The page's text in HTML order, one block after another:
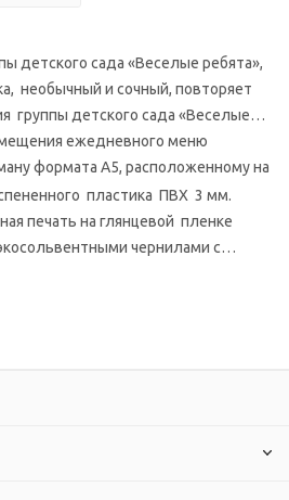
детского сада «Веселые ребята»,
необычный и сочный, повторяет
группы детского сада «Веселые
ежедневного меню
формата А5, расположенному на
пластика ПВХ 3 мм.
печать на глянцевой пленке
чернилами с